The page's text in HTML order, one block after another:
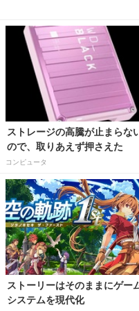
ストレージの高騰が止まらな
ので、取りあえず押さえた
コンピュータ
ストーリーはそのままにゲー
システムを現代化